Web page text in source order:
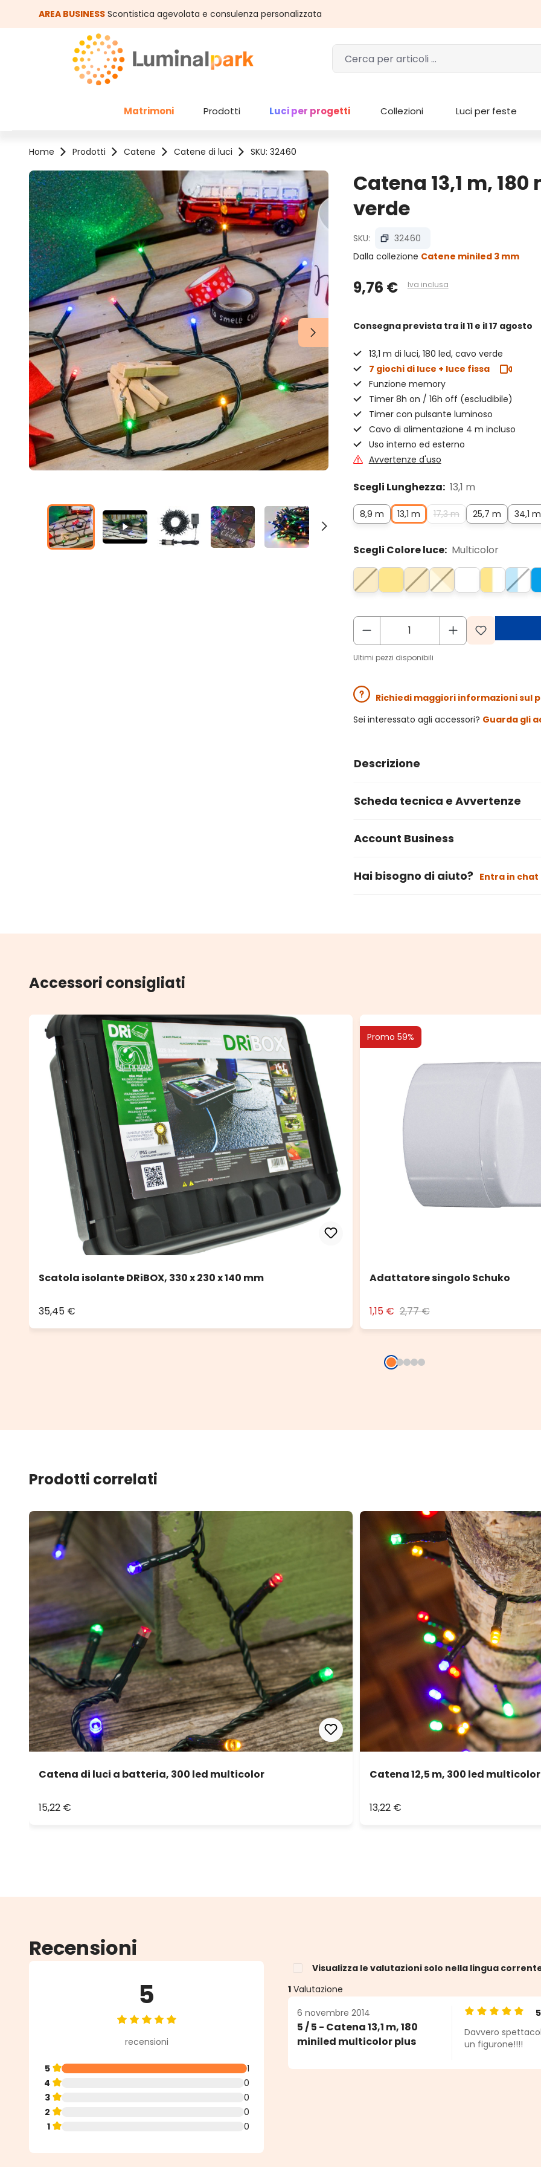
al contenuto principale
Salta alla ricerca
AREA BUSINESS Scontistica agevolata e consulenza personalizzata
Matrimoni Prodotti Luci per progetti Collezioni Luci per feste
Home Prodotti Catene Catene di luci SKU: 32460
Salta la galleria di immagini
Catena 13,1 m,
verde
SKU:
32460
Dalla collezione Catene miniled 3 mm
9,76 € Iva inclusa
Consegna prevista tra il 11 e il 17 agosto
13,1 m di luci, 180 led, cavo verde
7 giochi di luce + luce fissa
Funzione memory
Timer 8h on / 16h off (escludibile)
Timer con pulsante luminoso
Cavo di alimentazione 4 m incluso
Uso interno ed esterno
Avvertenze d'uso
Scegli Lunghezza: 13,1 m
8,9 m 13,1 m 17,3 m 25,7 m 34,1 m
Scegli Colore luce: Multicolor
Ultimi pezzi disponibili
Richiedi maggiori informazioni sul
Sei interessato agli accessori? Guarda gli
Descrizione
Scheda tecnica e Avvertenze
Account Business
Hai bisogno di aiuto? Entra in chat
Accessori consigliati
Scatola isolante DRiBOX, 330 x 230 x 140 mm
35,45 €
Promo 59%
Adattatore singolo Schuko
1,15 € 2,77 €
Prodotti correlati
Catena di luci a batteria, 300 led multicolor
15,22 €
Catena 12,5 m, 300 led multicolor
13,22 €
Recensioni
5
Valutazione media di 5 su 5 stelle
recensioni
5
1
4
0
3
0
2
0
1
0
Visualizza le valutazioni solo nella lingua
1 Valutazione
6 novembre 2014
5 / 5 - Catena 13,1 m, 180
miniled multicolor plus
Valutazione
5
Davvero
un figurone!!!!